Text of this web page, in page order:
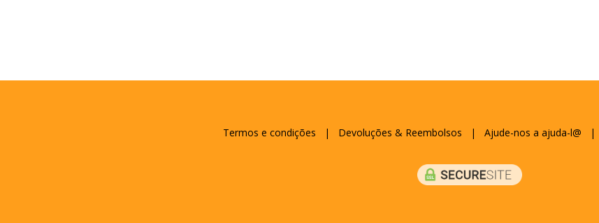
Termos e condições | Devoluções & Reembolsos | Ajude-nos a ajuda-l@ |